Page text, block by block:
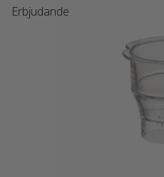
Erbjudande